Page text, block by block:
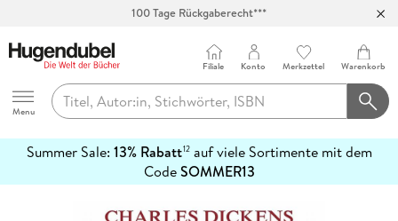
100 Tage Rückgaberecht***
Hugendubel
Menu
Filiale Konto Merkzettel Warenkorb
Summer Sale: 13% Rabatt12auf viele Sortimente mit dem
CodeSOMMER13
erfahren